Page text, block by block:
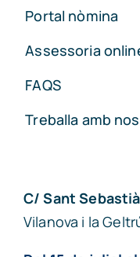
Portal nòmina
Assessoria
FAQS
Treballa amb
C/ Sant
Vilanova i la